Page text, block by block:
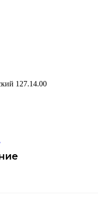
127.14.00